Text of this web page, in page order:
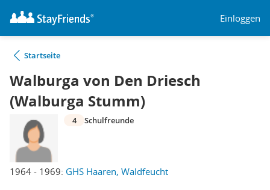
Einloggen
Startseite
Walburga von Den Driesch
(Walburga Stumm)
1964 - 1969: GHS Haaren, Waldfeucht
4 Schulfreunde